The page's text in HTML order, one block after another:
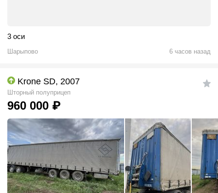
3 оси
Шарыпово 6 часов назад
Krone SD, 2007
Шторный полуприцеп
960 000 ₽